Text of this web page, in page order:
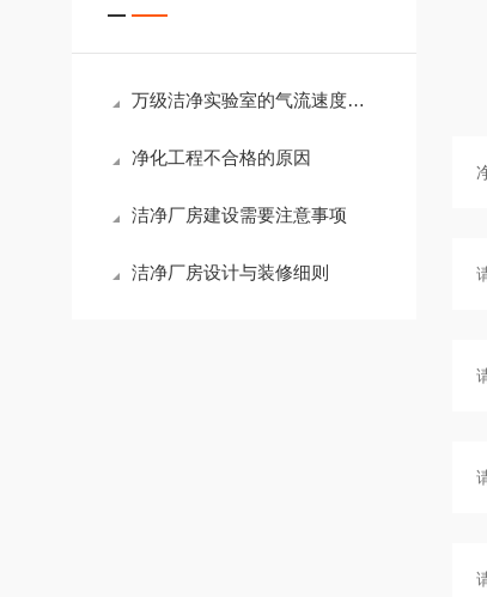
万级洁净实验室的气流速度该如何调节？
净化工程不合格的原因
洁净厂房建设需要注意事项
洁净厂房设计与装修细则